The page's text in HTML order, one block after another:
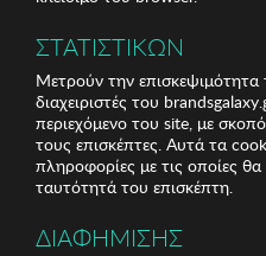
ΣΤΑΤΙΣΤΙΚΩΝ
Μετρούν την
διαχειριστές του
περιεχόμενο του site, με
τους επισκέπτες. Αυτά τα
πληροφορίες με τις οποίες
ταυτότητά του επισκέπτη.
ΔΙΑΦΗΜΙΣΗΣ